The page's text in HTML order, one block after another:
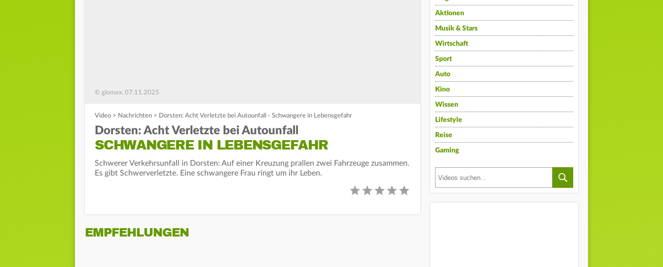
© glomex, 07.11.2025
Video > Nachrichten > Dorsten: Acht Verletzte bei Autounfall - Schwangere in Lebensgefahr
Dorsten: Acht Verletzte bei Autounfall
SCHWANGERE IN LEBENSGEFAHR
Schwerer Verkehrsunfall in Dorsten: Auf einer Kreuzung prallen zwei Fahrzeuge zusammen.
Es gibt Schwerverletzte. Eine schwangere Frau ringt um ihr Leben.
EMPFEHLUNGEN
Aktionen
Musik & Stars
Wirtschaft
Sport
Auto
Kino
Wissen
Lifestyle
Reise
Gaming